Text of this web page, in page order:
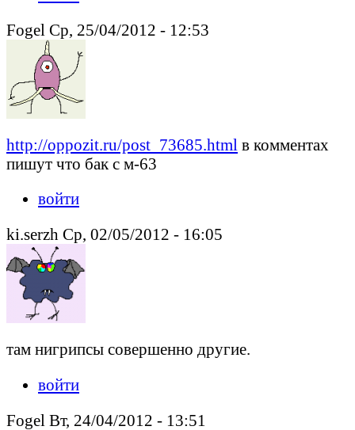
Fogel Ср, 25/04/2012 - 12:53
http://oppozit.ru/post_73685.html в комментах
пишут что бак с м-63
войти
ki.serzh Ср, 02/05/2012 - 16:05
там нигрипсы совершенно другие.
войти
Fogel Вт, 24/04/2012 - 13:51